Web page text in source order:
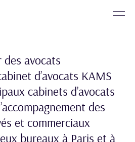
des avocats
d’avocats KAMS
cabinets d’avocats
des
et commerciaux
bureaux à Paris et à